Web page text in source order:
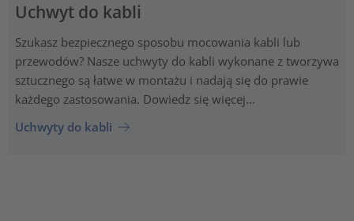
Uchwyt do kabli
Szukasz bezpiecznego sposobu mocowania kabli lub
przewodów? Nasze uchwyty do kabli wykonane z tworzywa
sztucznego są łatwe w montażu i nadają się do prawie
każdego zastosowania. Dowiedz się więcej...
Uchwyty do kabli